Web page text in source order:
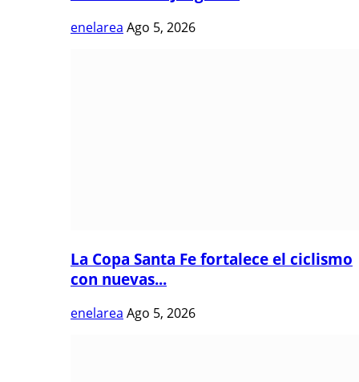
enelarea Ago 5, 2026
La Copa Santa Fe fortalece el ciclismo
con nuevas...
enelarea Ago 5, 2026